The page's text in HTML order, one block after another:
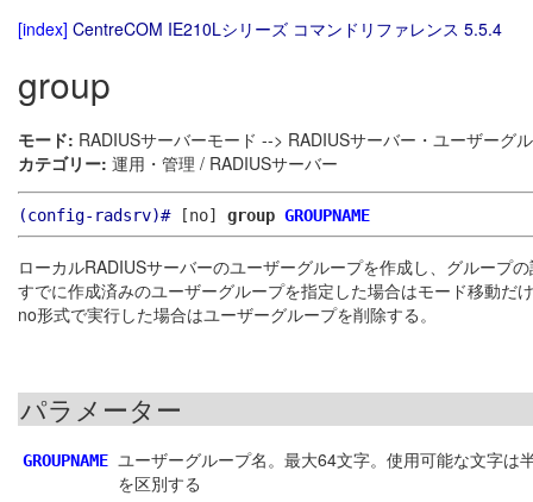
[index] CentreCOM IE210Lシリーズ コマンドリファレンス 5.5.4
group
モード: RADIUSサーバーモード --> RADIUSサーバー・ユーザーグ
カテゴリー: 運用・管理 / RADIUSサーバー
(config-radsrv)#[no] group GROUPNAME
ローカルRADIUSサーバーのユーザーグループを作成し、グループ
すでに作成済みのユーザーグループを指定した場合はモード移動だ
no形式で実行した場合はユーザーグループを削除する。
パラメーター
GROUPNAME ユーザーグループ名。最大64文字。使用可能な文字
を区別する